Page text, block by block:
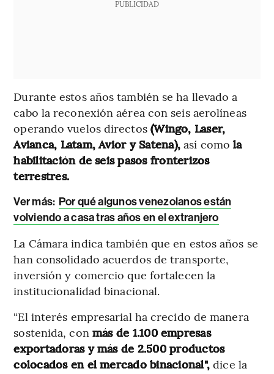
PUBLICIDAD
Durante estos años también se ha llevado a
cabo la reconexión aérea con seis aerolíneas
operando vuelos directos(Wingo, Laser,
Avianca, Latam, Avior y Satena), así comola
habilitación de seis pasos fronterizos
terrestres.
Ver más: Por qué algunos venezolanos están
volviendo a casa tras años en el extranjero
La Cámara indica también que en estos años se
han consolidado acuerdos de transporte,
inversión y comercio que fortalecen la
institucionalidad binacional.
“El interés empresarial ha crecido de manera
sostenida, con más de 1.100 empresas
exportadoras y más de 2.500 productos
colocados en el mercado binacional",dice la